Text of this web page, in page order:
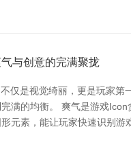
与创意的完满聚拢
仅是视觉绮丽，更是玩家第
满的均衡。 爽气是游戏
元素，能让玩家快速识别